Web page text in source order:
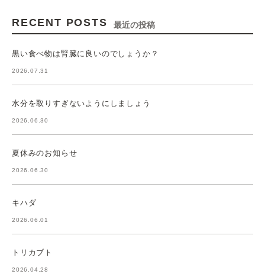
RECENT POSTS 最近の投稿
黒い食べ物は腎臓に良いのでしょうか？
2026.07.31
水分を取りすぎないようにしましょう
2026.06.30
夏休みのお知らせ
2026.06.30
キハダ
2026.06.01
トリカブト
2026.04.28